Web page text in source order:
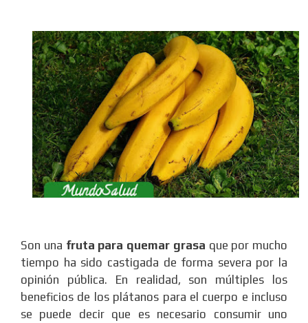
Son una fruta para quemar grasa que por mucho
tiempo ha sido castigada de forma severa por la
opinión pública. En realidad, son múltiples los
beneficios de los plátanos para el cuerpo e incluso
se puede decir que es necesario consumir uno